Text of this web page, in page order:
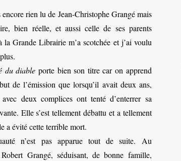
encore rien lu de Jean-Christophe Grangé mais
bien réelle, et aussi celle de ses parents
la Grande Librairie m’a scotchée et j’ai voulu
du diableporte bien son titre car on apprend
de l’émission que lorsqu’il avait deux ans,
deux complices ont tenté d’enterrer sa
Elle s’est tellement débattu et a tellement
a évité cette terrible mort.
n’est pas apparue tout de suite. Au
Grangé, séduisant, de bonne famille,